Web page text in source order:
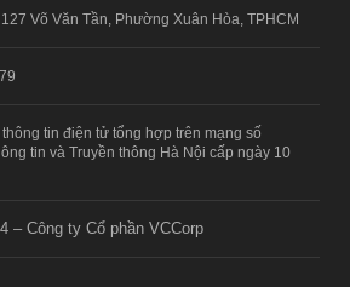
Võ Văn Tần, Phường Xuân Hòa, TPHCM
tin điện tử tổng hợp trên mạng số
tin và Truyền thông Hà Nội cấp ngày 10
– Công ty Cổ phần VCCorp